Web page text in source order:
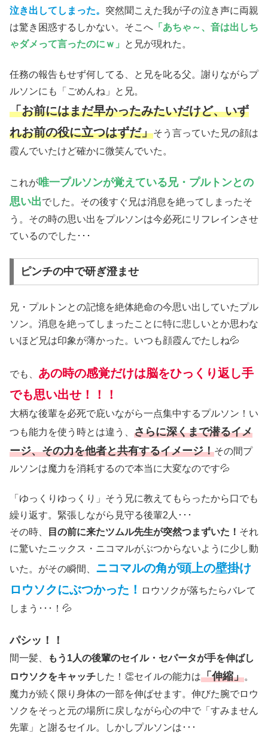
泣き出してしまった。 突然聞こえた我が子の泣き声に両親
は驚き困惑するしかない。そこへ 「あちゃ～、音は出しち
ゃダメって言ったのにｗ」
と兄が現れた。
任務の報告もせず何してる、と兄を叱る父。謝りながらプ
ルソンにも「ごめんね」と兄。
「お前にはまだ早かったみたいだけど、いず
れお前の役に立つはずだ」そう言っていた兄の顔は
霞んでいたけど確かに微笑んでいた。
これが唯一プルソンが覚えている兄・プルトンとの
思い出でした。その後すぐ兄は消息を絶ってしまったそ
う。その時の思い出をプルソンは今必死にリフレインさせ
ているのでした･･･
ピンチの中で研ぎ澄ませ
兄・プルトンとの記憶を絶体絶命の今思い出していたプル
ソン。消息を絶ってしまったことに特に悲しいとか思わな
いほど兄は印象が薄かった。いつも顔霞んでたしね💦
でも、 あの時の感覚だけは脳をひっくり返し手
でも思い出せ！！！
大柄な後輩を必死で庇いながら一点集中するプルソン！い
つも能力を使う時とは違う、 さらに深くまで潜るイメ
ージ、その力を他者と共有するイメージ！その間プ
ルソンは魔力を消耗するので本当に大変なのです💦
「ゆっくりゆっくり」そう兄に教えてもらったから口でも
繰り返す。緊張しながら見守る後輩2人･･･
その時、
目の前に来たツムル先生が突然つまずいた！ それ
に驚いたニックス・ニコマルがぶつからないように少し動
いた。がその瞬間、 ニコマルの角が頭上の壁掛け
ロウソクにぶつかった！
ロウソクが落ちたらバレて
しまう･･･！💦
パシッ！！
間一髪、
もう1人の後輩のセイル・セパータが手を伸ばし
ロウソクをキャッチした！👏セイルの能力は「伸縮」。
魔力が続く限り身体の一部を伸ばせます。伸びた腕でロウ
ソクをそっと元の場所に戻しながら心の中で「すみません
先輩」と謝るセイル。しかしプルソンは･･･